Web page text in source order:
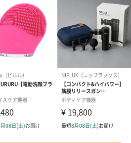
写真付きメッセージカ
ード（Thank you）ピ
ンク（680円）
Birthday ホワ
刷なし）（